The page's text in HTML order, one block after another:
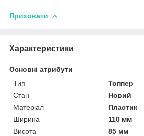
Приховати
Характеристики
Основні атрибути
Тип
Топпер
Стан
Новий
Матеріал
Пластик
Ширина
110 мм
Висота
85 мм